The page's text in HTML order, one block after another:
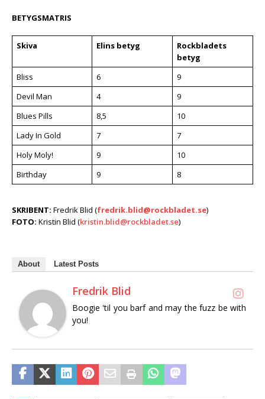
BETYGSMATRIS
Skiva Elins betyg
Rockbladets
betyg
Bliss
6
9
Devil Man
4
9
Blues Pills
8,5
10
Lady In Gold
7
7
Holy Moly!
9
10
Birthday
9 8
SKRIBENT: Fredrik Blid (fredrik.blid@rockbladet.se)
FOTO: Kristin Blid (kristin.blid@rockbladet.se)
About Latest Posts
Fredrik Blid
Boogie 'til you barf and may the fuzz be with
you!